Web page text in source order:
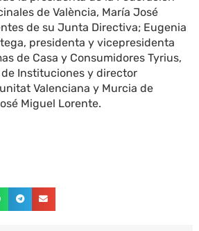
de València, María José
de su Junta Directiva; Eugenia
presidenta y vicepresidenta
de Casa y Consumidores Tyrius,
Instituciones y director
Valenciana y Murcia de
Miguel Lorente.